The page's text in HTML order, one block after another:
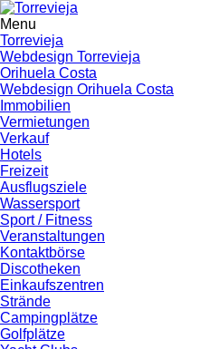
Menu
Torrevieja
Webdesign Torrevieja
Orihuela Costa
Webdesign Orihuela Costa
Immobilien
Vermietungen
Verkauf
Hotels
Freizeit
Ausflugsziele
Wassersport
Sport / Fitness
Veranstaltungen
Kontaktbörse
Discotheken
Einkaufszentren
Strände
Campingplätze
Golfplätze